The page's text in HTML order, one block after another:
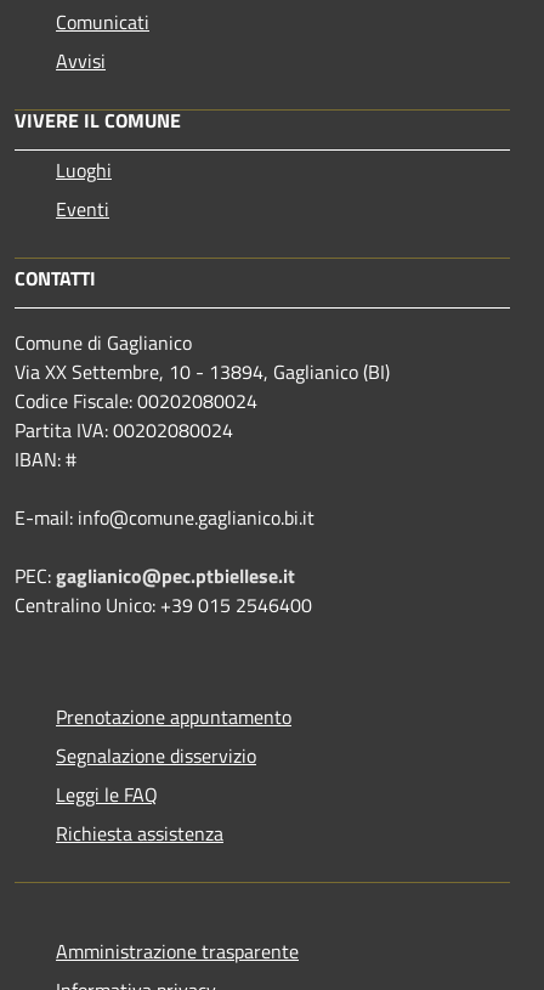
Comunicati
Avvisi
VIVERE IL COMUNE
Luoghi
Eventi
CONTATTI
Comune di Gaglianico
Via XX Settembre, 10 - 13894, Gaglianico (BI)
Codice Fiscale: 00202080024
Partita IVA: 00202080024
IBAN: #
E-mail: info@comune.gaglianico.bi.it
PEC:gaglianico@pec.ptbiellese.it
Centralino Unico: +39 015 2546400
Prenotazione appuntamento
Segnalazione disservizio
Leggi le FAQ
Richiesta assistenza
Amministrazione trasparente